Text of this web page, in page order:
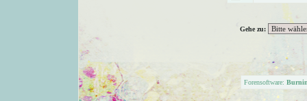
Gehe zu:
Forensoftware: